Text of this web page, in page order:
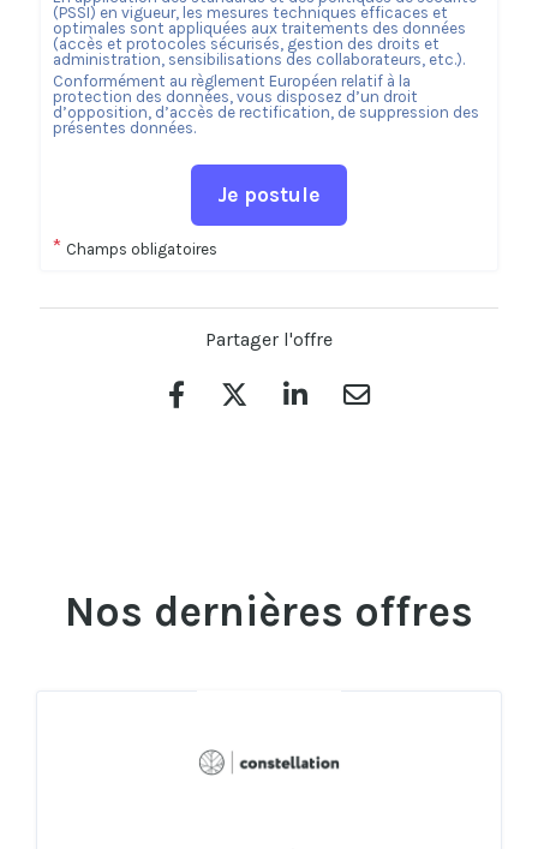
(PSSI) en vigueur, les mesures techniques efficaces et
optimales sont appliquées aux traitements des données
(accès et protocoles sécurisés, gestion des droits et
administration, sensibilisations des collaborateurs, etc.).
Conformément au règlement Européen relatif à la
protection des données, vous disposez d’un droit
d’opposition, d’accès de rectification, de suppression des
présentes données.
Je postule
* Champs obligatoires
Partager l'offre
Nos dernières offres